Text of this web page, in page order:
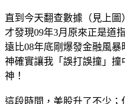
直到今天翻查數據（見上圖
才發現09年3月原來正是道
遠比08年底剛爆發金融風暴
神確實讓我「誤打誤撞」
神！
這段時間，美股升了不少；